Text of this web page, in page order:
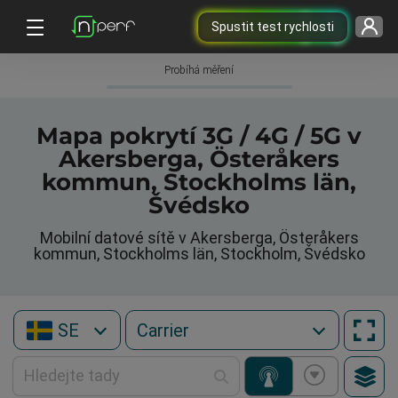
Spustit test rychlosti
Probíhá měření
Mapa pokrytí 3G / 4G / 5G v
Akersberga, Österåkers
kommun, Stockholms län,
Švédsko
Mobilní datové sítě v Akersberga, Österåkers
kommun, Stockholms län, Stockholm, Švédsko
SE